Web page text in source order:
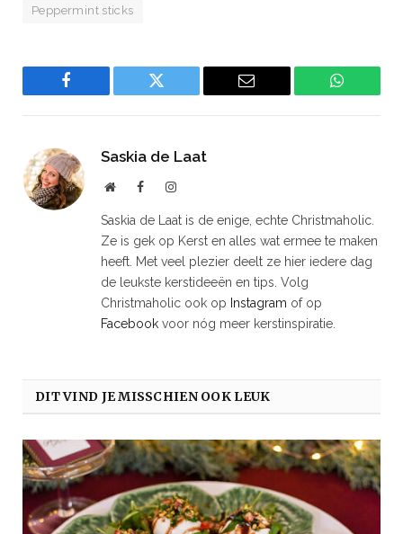
Peppermint sticks
Facebook Twitter Email
Saskia de Laat
WebsiteFacebookInstagram
Saskia de Laat is de enige, echte Christmaholic.
Ze is gek op Kerst en alles wat ermee te maken
heeft. Met veel plezier deelt ze hier iedere dag
de leukste kerstideeën en tips. Volg
Christmaholic ook op Instagram of op
Facebook voor nóg meer kerstinspiratie.
DIT VIND JE MISSCHIEN OOK LEUK